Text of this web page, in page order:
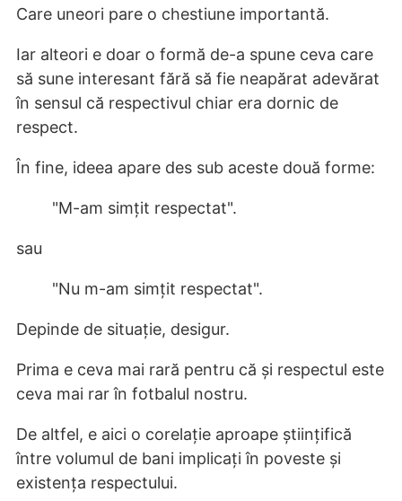
Care uneori pare o chestiune importantă.
Iar alteori e doar o formă de-a spune ceva care
să sune interesant fără să fie neapărat adevărat
în sensul că respectivul chiar era dornic de
respect.
În fine, ideea apare des sub aceste două forme:
"M-am simțit respectat".
sau
"Nu m-am simțit respectat".
Depinde de situație, desigur.
Prima e ceva mai rară pentru că și respectul este
ceva mai rar în fotbalul nostru.
De altfel, e aici o corelație aproape științifică
între volumul de bani implicați în poveste și
existența respectului.